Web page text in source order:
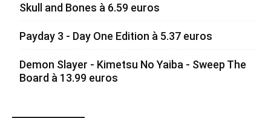
Skull and Bones à 6.59 euros
Payday 3 - Day One Edition à 5.37 euros
Demon Slayer - Kimetsu No Yaiba - Sweep The
Board à 13.99 euros